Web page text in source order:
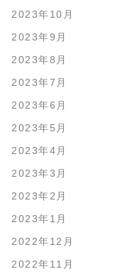
2023年10月
2023年9月
2023年8月
2023年7月
2023年6月
2023年5月
2023年4月
2023年3月
2023年2月
2023年1月
2022年12月
2022年11月